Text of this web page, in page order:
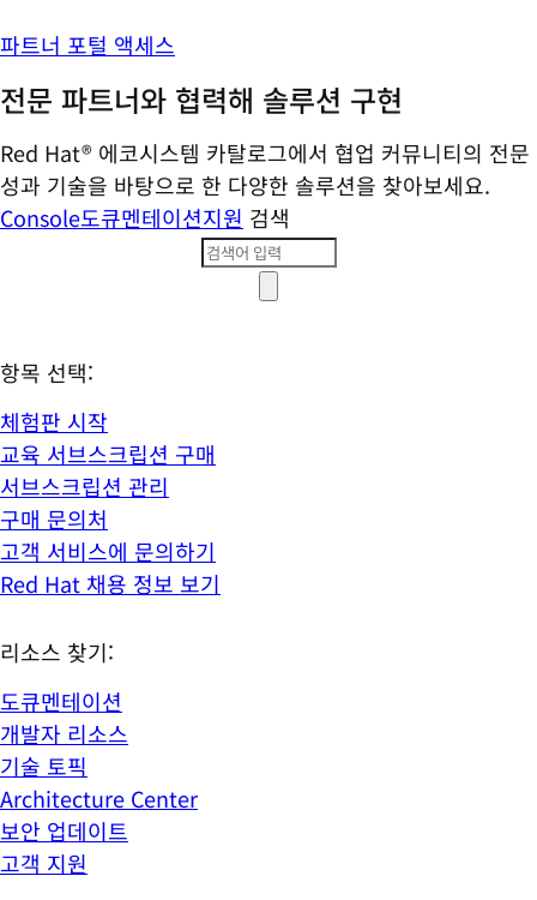
파트너 포털 액세스
전문 파트너와 협력해 솔루션 구현
Red Hat® 에코시스템 카탈로그에서 협업 커뮤니티의 전문
성과 기술을 바탕으로 한 다양한 솔루션을 찾아보세요.
Console도큐멘테이션지원 검색
항목 선택:
체험판 시작
교육 서브스크립션 구매
서브스크립션 관리
구매 문의처
고객 서비스에 문의하기
Red Hat 채용 정보 보기
리소스 찾기:
도큐멘테이션
개발자 리소스
기술 토픽
Architecture Center
보안 업데이트
고객 지원